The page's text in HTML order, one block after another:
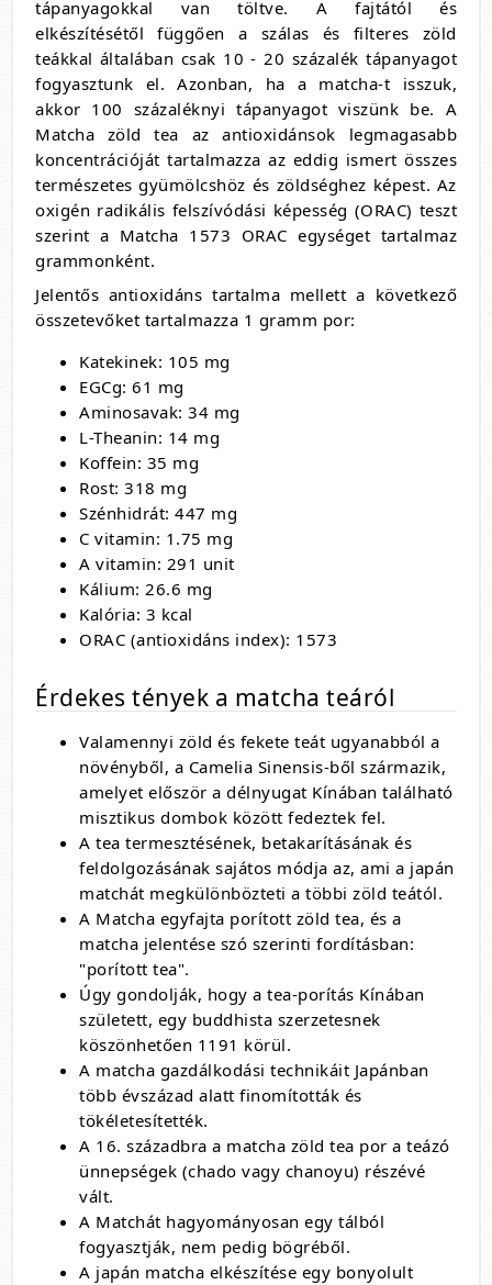
tápanyagokkal van töltve. A fajtától és
elkészítésétől függően a szálas és filteres zöld
teákkal általában csak 10 - 20 százalék tápanyagot
fogyasztunk el. Azonban, ha a matcha-t isszuk,
akkor 100 százaléknyi tápanyagot viszünk be. A
Matcha zöld tea az antioxidánsok legmagasabb
koncentrációját tartalmazza az eddig ismert összes
természetes gyümölcshöz és zöldséghez képest. Az
oxigén radikális felszívódási képesség (ORAC) teszt
szerint a Matcha 1573 ORAC egységet tartalmaz
grammonként.
Jelentős antioxidáns tartalma mellett a következő
összetevőket tartalmazza 1 gramm por:
Katekinek: 105 mg
EGCg: 61 mg
Aminosavak: 34 mg
L-Theanin: 14 mg
Koffein: 35 mg
Rost: 318 mg
Szénhidrát: 447 mg
C vitamin: 1.75 mg
A vitamin: 291 unit
Kálium: 26.6 mg
Kalória: 3 kcal
ORAC (antioxidáns index): 1573
Érdekes tények a matcha teáról
Valamennyi zöld és fekete teát ugyanabból a
növényből, a Camelia Sinensis-ből származik,
amelyet először a délnyugat Kínában található
misztikus dombok között fedeztek fel.
A tea termesztésének, betakarításának és
feldolgozásának sajátos módja az, ami a japán
matchát megkülönbözteti a többi zöld teától.
A Matcha egyfajta porított zöld tea, és a
matcha jelentése szó szerinti fordításban:
"porított tea".
Úgy gondolják, hogy a tea-porítás Kínában
született, egy buddhista szerzetesnek
köszönhetően 1191 körül.
A matcha gazdálkodási technikáit Japánban
több évszázad alatt finomították és
tökéletesítették.
A 16. századbra a matcha zöld tea por a teázó
ünnepségek (chado vagy chanoyu) részévé
vált.
A Matchát hagyományosan egy tálból
fogyasztják, nem pedig bögréből.
A japán matcha elkészítése egy bonyolult